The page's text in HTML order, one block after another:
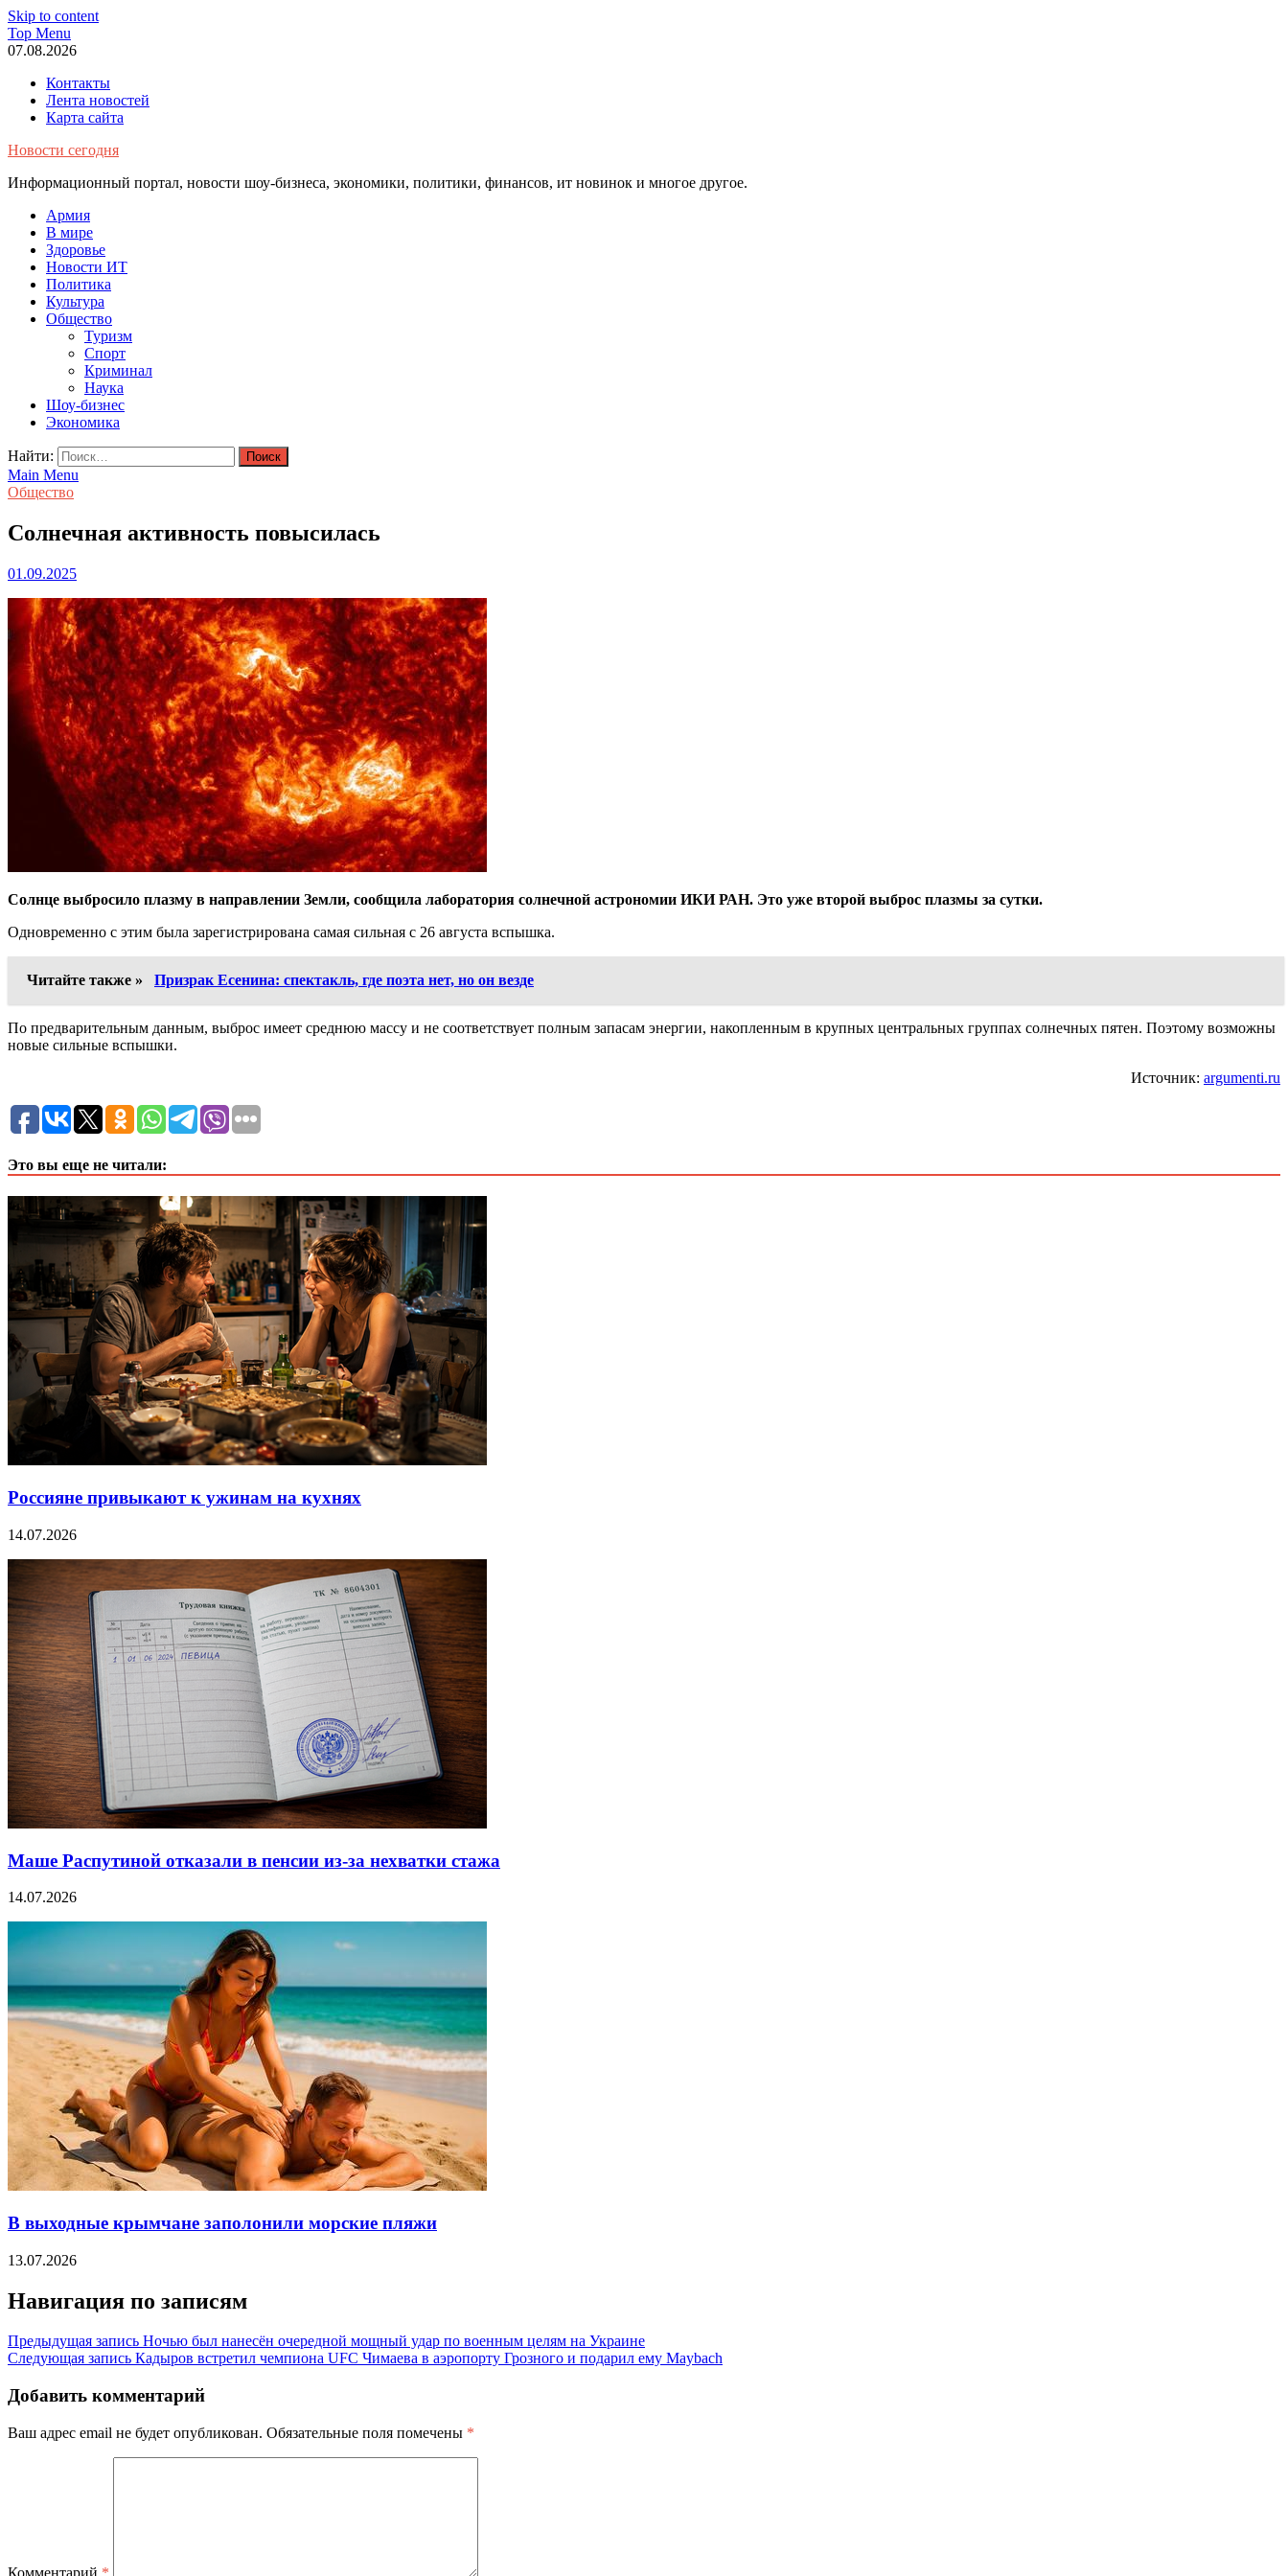
Skip to content
Top Menu
07.08.2026
Контакты
Лента новостей
Карта сайта
Новости сегодня
Информационный портал, новости шоу-бизнеса, экономики, политики, финансов, ит новинок и многое другое.
Армия
В мире
Здоровье
Новости ИТ
Политика
Культура
Общество
Туризм
Спорт
Криминал
Наука
Шоу-бизнес
Экономика
Найти:
Main Menu
Общество
Солнечная активность повысилась
01.09.2025
Солнце выбросило плазму в направлении Земли, сообщила лаборатория солнечной астрономии ИКИ РАН. Это уже второй выброс плазмы за сутки.
Одновременно с этим была зарегистрирована самая сильная с 26 августа вспышка.
Читайте также » Призрак Есенина: спектакль, где поэта нет, но он везде
По предварительным данным, выброс имеет среднюю массу и не соответствует полным запасам энергии, накопленным в крупных центральных группах солнечных пятен. Поэтому возможны
новые сильные вспышки.
Источник: argumenti.ru
Это вы еще не читали:
Россияне привыкают к ужинам на кухнях
14.07.2026
Маше Распутиной отказали в пенсии из-за нехватки стажа
14.07.2026
В выходные крымчане заполонили морские пляжи
13.07.2026
Навигация по записям
Предыдущая запись Ночью был нанесён очередной мощный удар по военным целям на Украине
Следующая запись Кадыров встретил чемпиона UFC Чимаева в аэропорту Грозного и подарил ему Maybach
Добавить комментарий
Ваш адрес email не будет опубликован. Обязательные поля помечены *
Комментарий *